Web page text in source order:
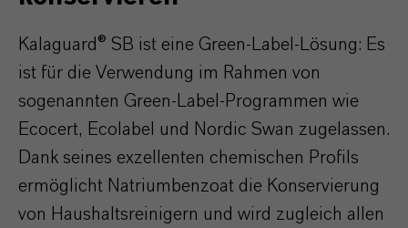
Kalaguard® SB ist eine Green-Label-Lösung: Es
ist für die Verwendung im Rahmen von
sogenannten Green-Label-Programmen wie
Ecocert, Ecolabel und Nordic Swan zugelassen.
Dank seines exzellenten chemischen Profils
ermöglicht Natriumbenzoat die Konservierung
von Haushaltsreinigern und wird zugleich allen